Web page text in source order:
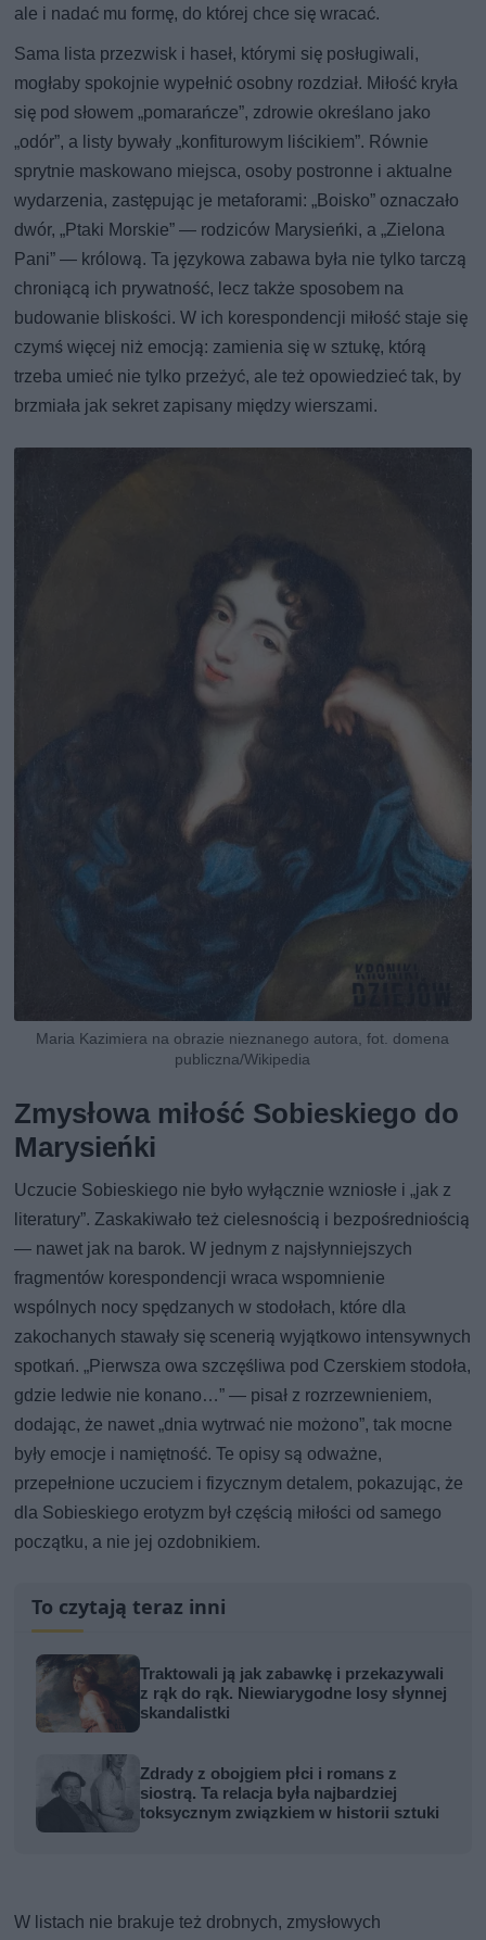
ale i nadać mu formę, do której chce się wracać.
Sama lista przezwisk i haseł, którymi się posługiwali,
mogłaby spokojnie wypełnić osobny rozdział. Miłość kryła
się pod słowem „pomarańcze”, zdrowie określano jako
„odór”, a listy bywały „konfiturowym liścikiem”. Równie
sprytnie maskowano miejsca, osoby postronne i aktualne
wydarzenia, zastępując je metaforami: „Boisko” oznaczało
dwór, „Ptaki Morskie” — rodziców Marysieńki, a „Zielona
Pani” — królową. Ta językowa zabawa była nie tylko tarczą
chroniącą ich prywatność, lecz także sposobem na
budowanie bliskości. W ich korespondencji miłość staje się
czymś więcej niż emocją: zamienia się w sztukę, którą
trzeba umieć nie tylko przeżyć, ale też opowiedzieć tak, by
brzmiała jak sekret zapisany między wierszami.
Maria Kazimiera na obrazie nieznanego autora, fot. domena
publiczna/Wikipedia
Zmysłowa miłość Sobieskiego do
Marysieńki
Uczucie Sobieskiego nie było wyłącznie wzniosłe i „jak z
literatury”. Zaskakiwało też cielesnością i bezpośredniością
— nawet jak na barok. W jednym z najsłynniejszych
fragmentów korespondencji wraca wspomnienie
wspólnych nocy spędzanych w stodołach, które dla
zakochanych stawały się scenerią wyjątkowo intensywnych
spotkań. „Pierwsza owa szczęśliwa pod Czerskiem stodoła,
gdzie ledwie nie konano…” — pisał z rozrzewnieniem,
dodając, że nawet „dnia wytrwać nie możono”, tak mocne
były emocje i namiętność. Te opisy są odważne,
przepełnione uczuciem i fizycznym detalem, pokazując, że
dla Sobieskiego erotyzm był częścią miłości od samego
początku, a nie jej ozdobnikiem.
To czytają teraz inni
Traktowali ją jak zabawkę i przekazywali
z rąk do rąk. Niewiarygodne losy słynnej
skandalistki
Zdrady z obojgiem płci i romans z
siostrą. Ta relacja była najbardziej
toksycznym związkiem w historii sztuki
W listach nie brakuje też drobnych, zmysłowych